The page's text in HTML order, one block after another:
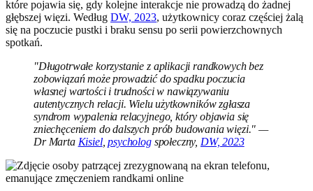
które pojawia się, gdy kolejne interakcje nie prowadzą do żadnej
głębszej więzi. Według DW, 2023, użytkownicy coraz częściej żalą
się na poczucie pustki i braku sensu po serii powierzchownych
spotkań.
"Długotrwałe korzystanie z aplikacji randkowych bez
zobowiązań może prowadzić do spadku poczucia
własnej wartości i trudności w nawiązywaniu
autentycznych relacji. Wielu użytkowników zgłasza
syndrom wypalenia relacyjnego, który objawia się
zniechęceniem do dalszych prób budowania więzi." —
Dr Marta Kisiel,psychologspołeczny, DW, 2023